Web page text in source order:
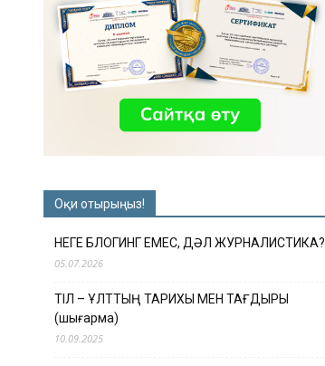
Оқи отырыңыз!
НЕГЕ БЛОГИНГ ЕМЕС, ДӘЛ ЖУРНАЛИСТИКА?
05.07.2026
ТІЛ – ҰЛТТЫҢ ТАРИХЫ МЕН ТАҒДЫРЫ
(шығарма)
10.09.2025